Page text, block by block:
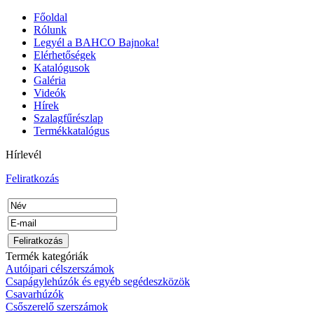
Főoldal
Rólunk
Legyél a BAHCO Bajnoka!
Elérhetőségek
Katalógusok
Galéria
Videók
Hírek
Szalagfűrészlap
Termékkatalógus
Hírlevél
Feliratkozás
Termék kategóriák
Autóipari célszerszámok
Csapágylehúzók és egyéb segédeszközök
Csavarhúzók
Csőszerelő szerszámok